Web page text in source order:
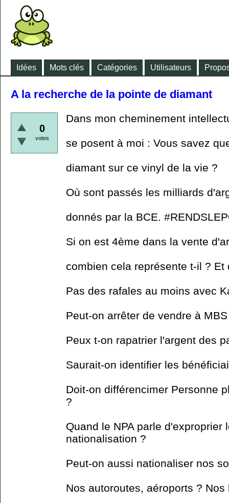
Idées Mots clés Catégories Utilisateurs
A la recherche de la pointe de diamant
0
votes
Dans mon cheminement
se posent à moi : Vous savez
diamant sur ce vinyl de la vie ?
Où sont passés les milliards
donnés par la BCE.
Si on est 4ème dans la vente
combien cela représente t-il ? Et
Pas des rafales au moins avec
Peut-on arrêter de vendre à
Peux t-on rapatrier l'argent des
Saurait-on identifier les
Doit-on différencimer Personne
?
Quand le NPA parle d'exproprier
nationalisation ?
Peut-on aussi nationaliser nos
Nos autoroutes, aéroports ?